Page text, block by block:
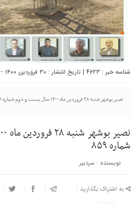
شناسه خبر : 4623 | تاریخ انتشار : ۳۰ فروردین ۱۴۰۰ - ۲۱:۰۶ | تعداد دیدگاه :
نصیر بوشهر شنبه ۲۸ فروردین ماه ۱۴۰۰ سال بیست و دوم شماره ۸۵۹
شماره ۸۵۹
نویسنده : سردبیر
به اشتراک بگذارید :